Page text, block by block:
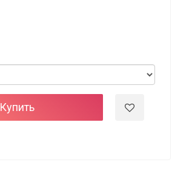
Купить